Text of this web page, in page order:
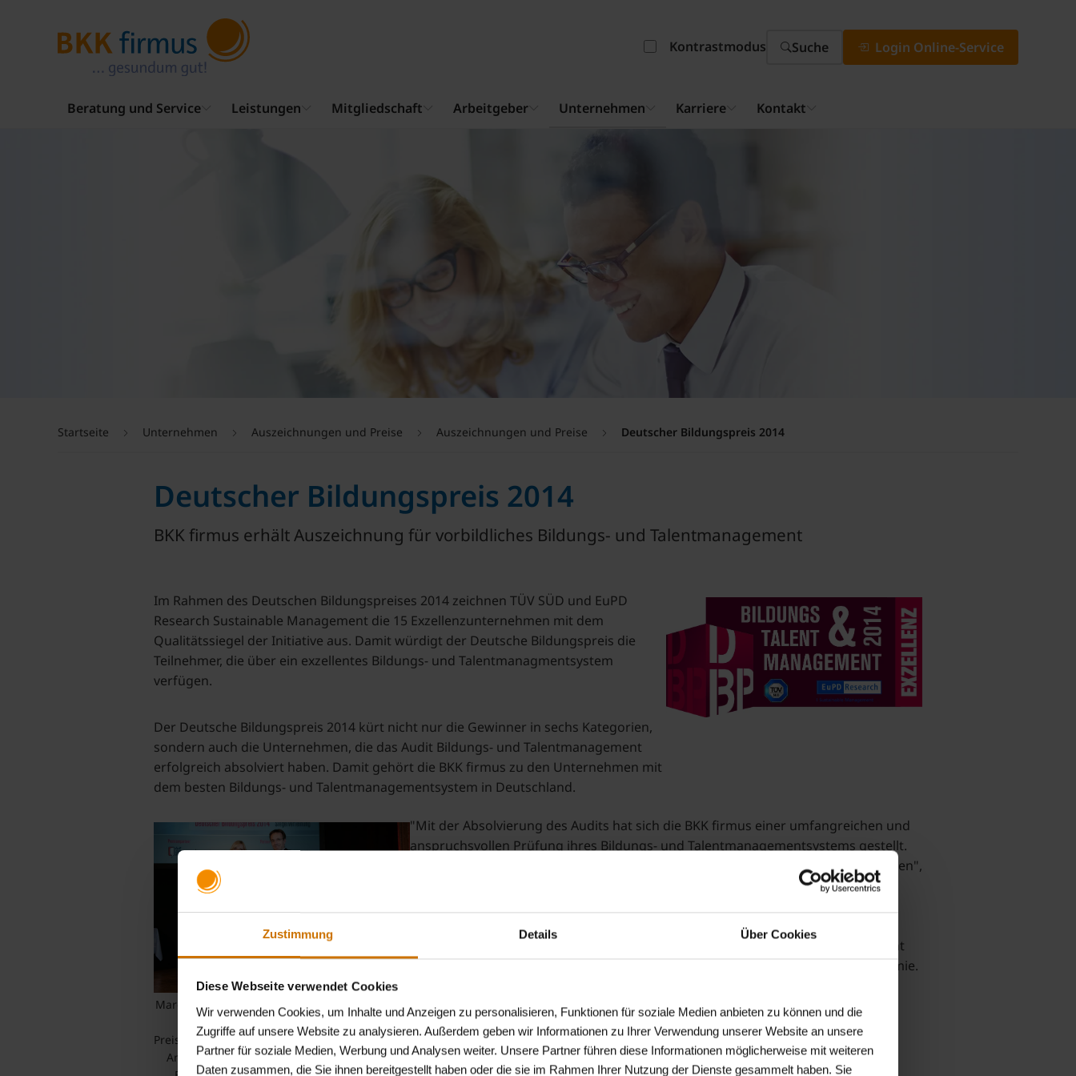
Zustimmung Details Über Cookies
Diese Webseite verwendet Cookies
Wir verwenden Cookies, um Inhalte und Anzeigen zu personalisieren, Funktionen für soziale Medien anbieten zu können und die
Zugriffe auf unsere Website zu analysieren. Außerdem geben wir Informationen zu Ihrer Verwendung unserer Website an unsere
Partner für soziale Medien, Werbung und Analysen weiter. Unsere Partner führen diese Informationen möglicherweise mit weiteren
Daten zusammen, die Sie ihnen bereitgestellt haben oder die sie im Rahmen Ihrer Nutzung der Dienste gesammelt haben. Sie
Kontrastmodus Suche Login Online-Service
Beratung und Service Leistungen Mitgliedschaft Arbeitgeber Unternehmen Karriere Kontakt
Startseite Unternehmen Auszeichnungen und Preise Auszeichnungen und Preise Deutscher Bildungspreis 2014
Deutscher Bildungspreis 2014
BKK firmus erhält Auszeichnung für vorbildliches Bildungs- und Talentmanagement
Im Rahmen des Deutschen Bildungspreises 2014 zeichnen TÜV SÜD und EuPD
Research Sustainable Management die 15 Exzellenzunternehmen mit dem
Qualitätssiegel der Initiative aus. Damit würdigt der Deutsche Bildungspreis die
Teilnehmer, die über ein exzellentes Bildungs- und Talentmanagmentsystem
verfügen.
Der Deutsche Bildungspreis 2014 kürt nicht nur die Gewinner in sechs Kategorien,
sondern auch die Unternehmen, die das Audit Bildungs- und Talentmanagement
erfolgreich absolviert haben. Damit gehört die BKK firmus zu den Unternehmen mit
dem besten Bildungs- und Talentmanagementsystem in Deutschland.
Marc Pohlmann, Personalleiter der BKK firmus,
nimmt das Siegel im Rahmen der
Preisverleihung in München am 12.05.2014 von
Anne Dreyer, Projektleiterin des Deutschen
"Mit der Absolvierung des Audits hat sich die BKK firmus einer umfangreichen und
anspruchsvollen Prüfung ihres Bildungs- und Talentmanagementsystems gestellt.
Umso mehr freut es uns, dass wir hier hervorragende Ergebnisse erzielen konnten",
so Marc Pohlmann, Personalleiter der BKK firmus. "Obwohl das Verständnis,
schreitet die BKK firmus mit sehr viel Engagement voran und investiert in das
Bildungs- und Talentmanagement ihrer Mitarbeiterinnen und Mitarbeiter," betont
Anne Dreyer, Projektleiterin des Deutschen Bildungspreises der TÜV SÜD Akademie.